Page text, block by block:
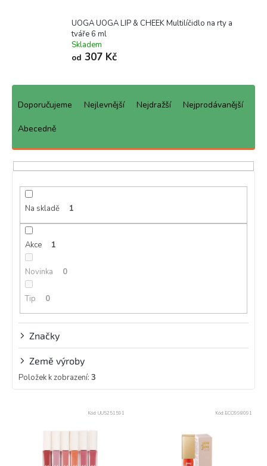
UOGA UOGA LIP & CHEEK Multilíčidlo na rty a
tváře 6 ml
Skladem
od 307 Kč
Ř
p
Doporučujeme Nejlevnější Nejdražší Nejprodávanější
Abecedně
Na skladě 1
Akce 1
Novinka 0
Tip 0
Značky
Země výroby
Položek k zobrazení: 3
Kód: UU5251591 Kód: ECO998091